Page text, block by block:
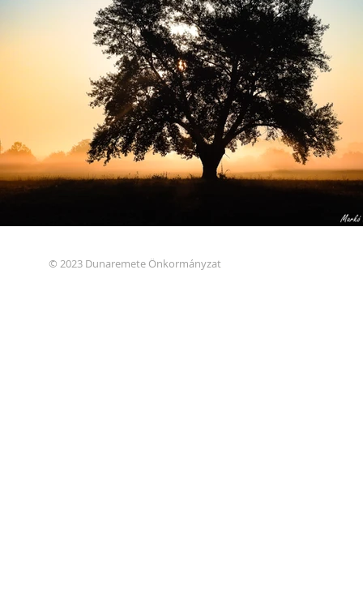
© 2023 Dunaremete Önkormányzat